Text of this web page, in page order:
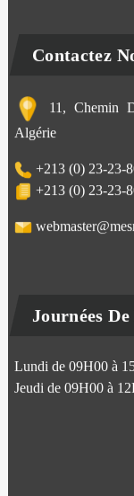
Contactez
11, Chemin
Algérie
+213 (0) 23-23-
+213 (0) 23-23-
Journées
Lundi de 09H00 à
Jeudi de 09H00 à